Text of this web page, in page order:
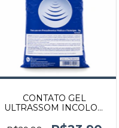
CONTATO GEL
ULTRASSOM INCOLOR